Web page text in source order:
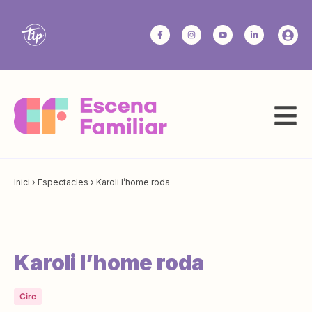
Inici › Espectacles › Karoli l’home roda
Karoli l’home roda
Circ